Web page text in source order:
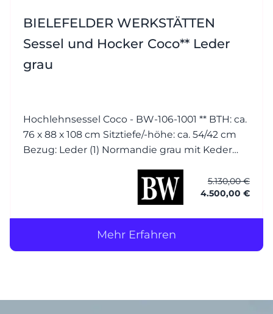
BIELEFELDER WERKSTÄTTEN
Sessel und Hocker Coco** Leder
grau
Hochlehnsessel Coco - BW-106-1001 ** BTH: ca.
76 x 88 x 108 cm Sitztiefe/-höhe: ca. 54/42 cm
Bezug: Leder (1) Normandie grau mit Keder
5.130,00 €
4.500,00 €
Mehr Erfahren